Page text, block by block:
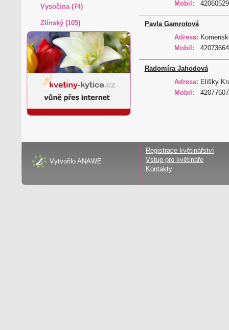
Vysočina (74)
Zlínský (105)
Mobil:
Pavla Gamrotová
Adresa:
Mobil:
Radomíra Jahodová
Adresa: Elišky
Mobil:
Vytvořilo ANAWE
Registrace květinářství
Vstup pro květináře
Kontakty